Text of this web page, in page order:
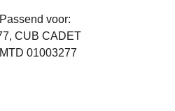
voor:
CUB CADET
01003277